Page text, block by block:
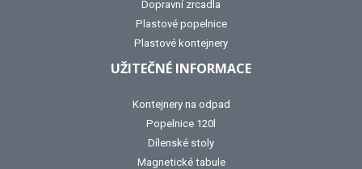
Dopravní zrcadla
Plastové popelnice
Plastové kontejnery
UŽITEČNÉ INFORMACE
Kontejnery na odpad
Popelnice 120l
Dílenské stoly
Magnetické tabule